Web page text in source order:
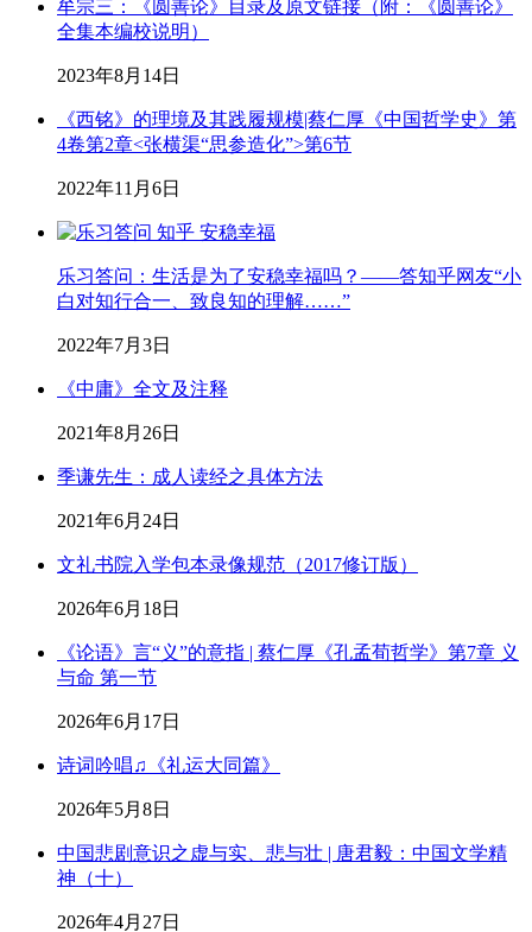
牟宗三：《圆善论》目录及原文链接（附：《圆善论》
全集本编校说明）
2023年8月14日
《西铭》的理境及其践履规模|蔡仁厚《中国哲学史》第
4卷第2章<张横渠“思参造化”>第6节
2022年11月6日
乐习答问：生活是为了安稳幸福吗？——答知乎网友“小
白对知行合一、致良知的理解……”
2022年7月3日
《中庸》全文及注释
2021年8月26日
季谦先生：成人读经之具体方法
2021年6月24日
文礼书院入学包本录像规范（2017修订版）
2026年6月18日
《论语》言“义”的意指 | 蔡仁厚《孔孟荀哲学》第7章 义
与命 第一节
2026年6月17日
诗词吟唱♫《礼运大同篇》
2026年5月8日
中国悲剧意识之虚与实、悲与壮 | 唐君毅：中国文学精
神（十）
2026年4月27日